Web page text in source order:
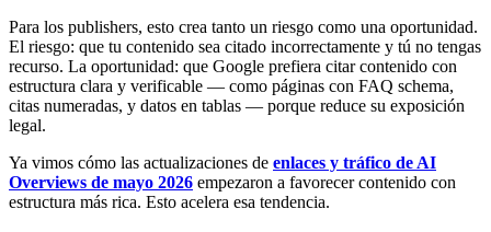
Para los publishers, esto crea tanto un riesgo como una oportunidad.
El riesgo: que tu contenido sea citado incorrectamente y tú no tengas
recurso. La oportunidad: que Google prefiera citar contenido con
estructura clara y verificable — como páginas con FAQ schema,
citas numeradas, y datos en tablas — porque reduce su exposición
legal.
Ya vimos cómo las actualizaciones de enlaces y tráfico de AI
Overviews de mayo 2026 empezaron a favorecer contenido con
estructura más rica. Esto acelera esa tendencia.